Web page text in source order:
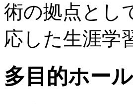
術の拠点とし
応した生涯学
多目的ホー